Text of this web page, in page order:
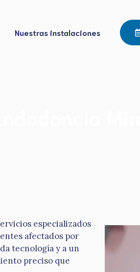
Nuestras instalaciones
especializados
afectados por
tecnología y a un
preciso que